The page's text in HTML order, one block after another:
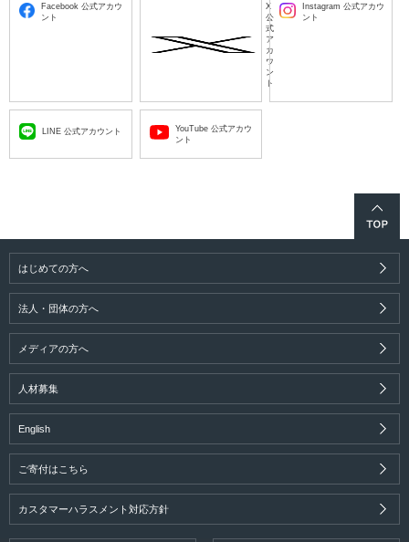
Facebook 公式アカウ
ント
X
公
式
ア
カ
ウ
ン
ト
Instagram 公式アカウ
ント
LINE 公式アカウント
YouTube 公式アカウ
ント
はじめての方へ
法人・団体の方へ
メディアの方へ
人材募集
English
ご寄付はこちら
カスタマーハラスメント対応方針